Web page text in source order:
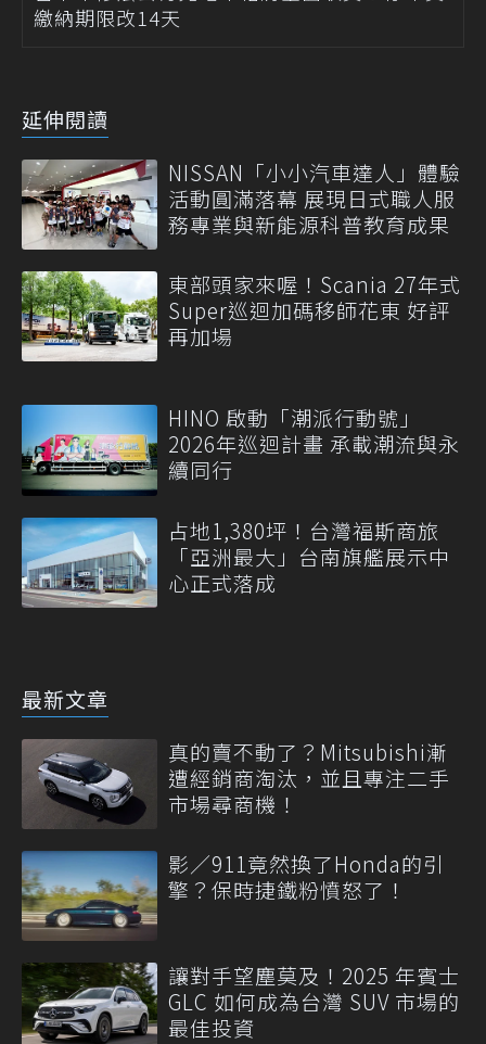
繳納期限改14天
延伸閱讀
NISSAN「小小汽車達人」體驗
活動圓滿落幕 展現日式職人服
務專業與新能源科普教育成果
東部頭家來喔！Scania 27年式
Super巡迴加碼移師花東 好評
再加場
HINO 啟動「潮派行動號」
2026年巡迴計畫 承載潮流與永
續同行
占地1,380坪！台灣福斯商旅
「亞洲最大」台南旗艦展示中
心正式落成
最新文章
真的賣不動了？Mitsubishi漸
遭經銷商淘汰，並且專注二手
市場尋商機！
影／911竟然換了Honda的引
擎？保時捷鐵粉憤怒了！
讓對手望塵莫及！2025 年賓士
GLC 如何成為台灣 SUV 市場的
最佳投資